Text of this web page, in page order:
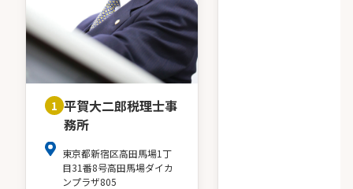
1 平賀大二郎税理士事
務所
東京都新宿区高田馬場1丁
目31番8号高田馬場ダイカ
ンプラザ805